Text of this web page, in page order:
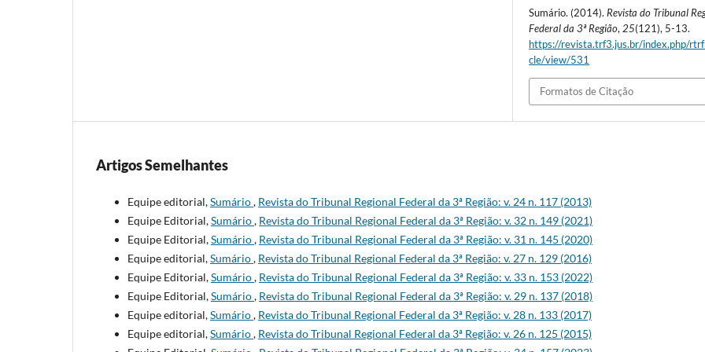
Sumário. (2014). Revista do Tribunal
Federal da 3ª Região, 25(121), 5-13.
https://revista.trf3.jus.br/index.php/
cle/view/531
Formatos de Citação
Artigos Semelhantes
Equipe editorial,Sumário, Revista do Tribunal Regional Federal da 3ª Região: v. 24 n. 117 (2013)
Equipe Editorial,Sumário, Revista do Tribunal Regional Federal da 3ª Região: v. 32 n. 149 (2021)
Equipe Editorial,Sumário, Revista do Tribunal Regional Federal da 3ª Região: v. 31 n. 145 (2020)
Equipe editorial,Sumário, Revista do Tribunal Regional Federal da 3ª Região: v. 27 n. 129 (2016)
Equipe Editorial,Sumário, Revista do Tribunal Regional Federal da 3ª Região: v. 33 n. 153 (2022)
Equipe Editorial,Sumário, Revista do Tribunal Regional Federal da 3ª Região: v. 29 n. 137 (2018)
Equipe editorial,Sumário, Revista do Tribunal Regional Federal da 3ª Região: v. 28 n. 133 (2017)
Equipe editorial,Sumário, Revista do Tribunal Regional Federal da 3ª Região: v. 26 n. 125 (2015)